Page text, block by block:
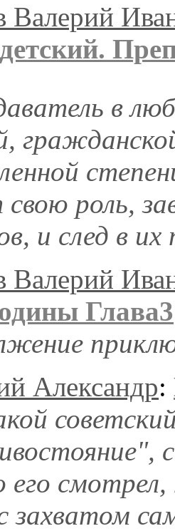
Валерий
в
свою роль,
и след в
Валерий
Глава3
Александр:
его
захватом